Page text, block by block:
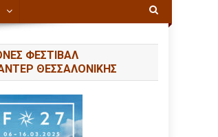
ΦΕΣΤΙΒΑΛ
ΘΕΣΣΑΛΟΝΙΚΗΣ